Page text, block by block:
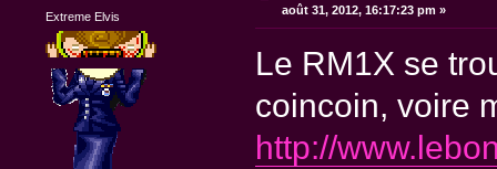
Extreme Elvis août 31, 2012, 16:17:23 pm »
Le RM1X se
coincoin, voire
http://